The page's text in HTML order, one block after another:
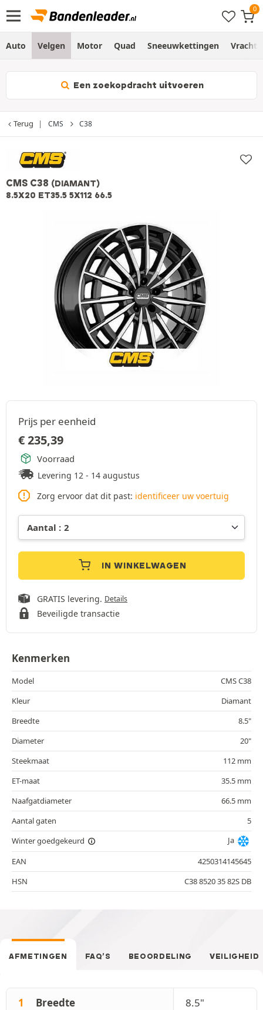
Auto Velgen Motor Quad Sneeuwkettingen
Een zoekopdracht uitvoeren
Terug CMS C38
CMS C38 (DIAMANT)
8.5X20 ET35.5 5X112 66.5
Prijs per eenheid
€235,39
Voorraad
Levering 12 - 14 augustus
Zorg ervoor dat dit past: identificeer uw voertuig
IN WINKELWAGEN
GRATIS levering. Details
Beveiligde transactie
Kenmerken
Model
CMS C38
Kleur
Diamant
Breedte
8.5"
Diameter
20"
Steekmaat
112 mm
ET-maat
35.5 mm
Naafgatdiameter
66.5 mm
Aantal gaten
5
Winter goedgekeurd
Ja
EAN
4250314145645
HSN
C38 8520 35 82S DB
AFMETINGEN FAQ’S BEOORDELING VEILIGHEID
1 Breedte 8.5"